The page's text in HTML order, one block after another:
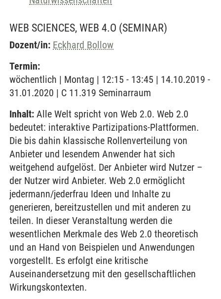
WEB SCIENCES, WEB 4.O (SEMINAR)
Dozent/in: Eckhard Bollow
Termin:
wöchentlich | Montag | 12:15 - 13:45 | 14.10.2019 -
31.01.2020 | C 11.319 Seminarraum
Inhalt: Alle Welt spricht von Web 2.0. Web 2.0
bedeutet: interaktive Partizipations-Plattformen.
Die bis dahin klassische Rollenverteilung von
Anbieter und lesendem Anwender hat sich
weitgehend aufgelöst. Der Anbieter wird Nutzer –
der Nutzer wird Anbieter. Web 2.0 ermöglicht
jedermann/jederfrau Ideen und Inhalte zu
generieren, bereitzustellen und mit anderen zu
teilen. In dieser Veranstaltung werden die
wesentlichen Merkmale des Web 2.0 theoretisch
und an Hand von Beispielen und Anwendungen
vorgestellt. Es erfolgt eine kritische
Auseinandersetzung mit den gesellschaftlichen
Wirkungskontexten.